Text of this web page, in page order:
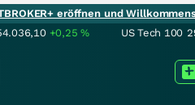
eröffnen und
+0,25% US Tech 100